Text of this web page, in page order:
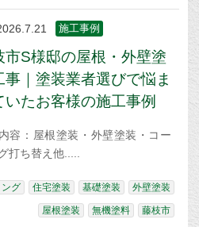
施工事例
市S様邸の屋根・外壁塗
事｜塗装業者選びで悩ま
いたお客様の施工事例
容：屋根塗装・外壁塗装・コー
打ち替え他
グ 住宅塗装 基礎塗装 外壁塗装
屋根塗装 無機塗料 藤枝市